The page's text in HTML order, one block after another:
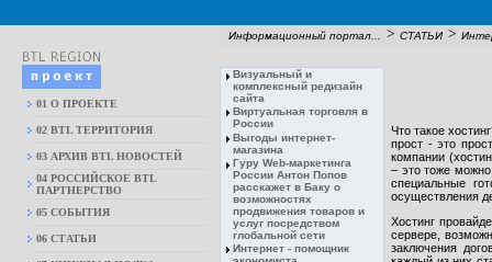
Информационный портал... > СТАТЬИ >
01 О ПРОЕКТЕ
02 BTL ТЕРРИТОРИЯ
03 АРХИВ BTL НОВОСТЕЙ
04 РОССИЙСКОЕ BTL
ПАРТНЕРСТВО
05 СОБЫТИЯ
06 СТАТЬИ
Визуальный и
комплексный редизайн
сайта
Виртуальная торговля в
России
Выгоды интернет-
магазина
Гуру Web-маркетинга
России Антон Попов
расскажет в Баку о
возможностях
продвижения товаров и
услуг посредством
глобальной сети
Интернет - помощник
Что такое
прост - это
компании
– это тоже
специальные
осуществления
Хостинг
сервере,
заключения